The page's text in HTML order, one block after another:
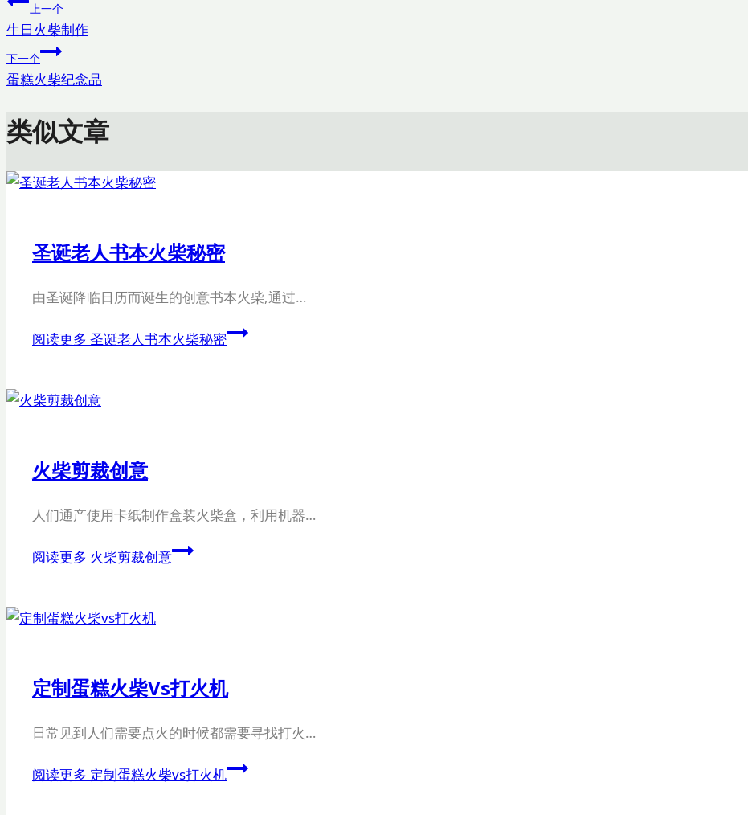
上一个
生日火柴制作
下一个
蛋糕火柴纪念品
类似文章
圣诞老人书本火柴秘密
由圣诞降临日历而诞生的创意书本火柴,通过…
阅读更多 圣诞老人书本火柴秘密
火柴剪裁创意
人们通产使用卡纸制作盒装火柴盒，利用机器…
阅读更多 火柴剪裁创意
定制蛋糕火柴vs打火机
日常见到人们需要点火的时候都需要寻找打火…
阅读更多 定制蛋糕火柴vs打火机